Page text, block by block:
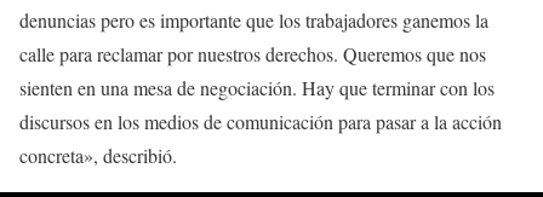
denuncias pero es importante que los trabajadores ganemos la
calle para reclamar por nuestros derechos. Queremos que nos
sienten en una mesa de negociación. Hay que terminar con los
discursos en los medios de comunicación para pasar a la acción
concreta», describió.